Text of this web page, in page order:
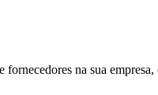
na sua empresa,